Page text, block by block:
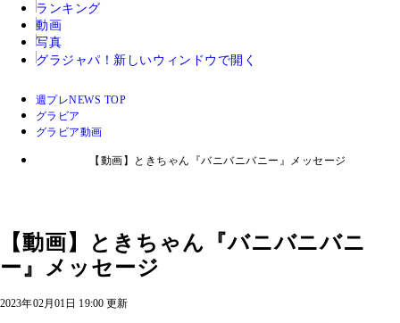
ランキング
動画
写真
グラジャパ！ 新しいウィンドウで開く
週プレNEWS TOP
グラビア
グラビア動画
【動画】ときちゃん『バニバニバニー』メッセージ
【動画】ときちゃん『バニバニバニ
ー』メッセージ
2023年02月01日 19:00 更新